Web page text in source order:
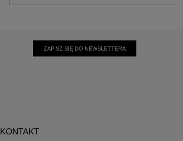
ZAPISZ SIĘ DO NEWSLETTERA
KONTAKT